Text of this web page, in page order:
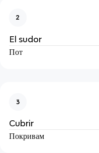
2
El sudor
Пот
3
Cubrir
Покривам